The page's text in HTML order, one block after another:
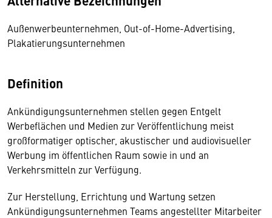
Außenwerbeunternehmen, Out-of-Home-Advertising,
Plakatierungsunternehmen
Definition
Ankündigungsunternehmen stellen gegen Entgelt
Werbeflächen und Medien zur Veröffentlichung meist
großformatiger optischer, akustischer und audiovisueller
Werbung im öffentlichen Raum sowie in und an
Verkehrsmitteln zur Verfügung.
Zur Herstellung, Errichtung und Wartung setzen
Ankündigungsunternehmen Teams angestellter Mitarbeiter